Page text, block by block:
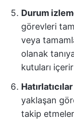
Durum
görevleri
veya
olanak
kutuları içerir
yaklaşan
takip